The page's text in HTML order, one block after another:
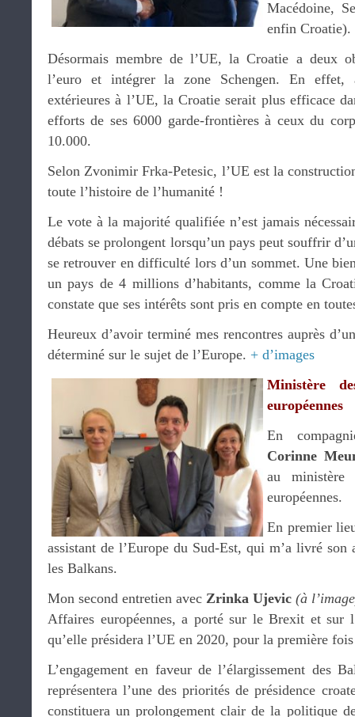
Macédoine,
enfin Croatie).
Désormais membre de l’UE, la Croatie a deux
l’euro et intégrer la zone Schengen. En effet,
extérieures à l’UE, la Croatie serait plus efficace
efforts de ses 6000 garde-frontières à ceux du
10.000.
Selon Zvonimir Frka-Petesic, l’UE est la
toute l’histoire de l’humanité !
Le vote à la majorité qualifiée n’est jamais
débats se prolongent lorsqu’un pays peut souffrir
se retrouver en difficulté lors d’un sommet. Une
un pays de 4 millions d’habitants, comme la
constate que ses intérêts sont pris en compte en
Heureux d’avoir terminé mes rencontres auprès
déterminé sur le sujet de l’Europe. + d’images
Ministère
européennes
En
Corinne
au ministère
européennes.
En premier
assistant de l’Europe du Sud-Est, qui m’a livré son
les Balkans.
Mon second entretien avec Zrinka Ujevic (à
Affaires européennes, a porté sur le Brexit et sur
qu’elle présidera l’UE en 2020, pour la première
L’engagement en faveur de l’élargissement des
représentera l’une des priorités de présidence
constituera un prolongement clair de la politique